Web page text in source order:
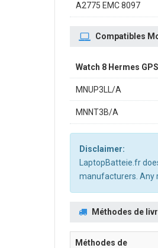
A2775 EMC 8097
Compatibles
Watch 8 Hermes
MNUP3LL/A
MNNT3B/A
Disclaimer:
LaptopBatteie.fr
manufacturers. Any
Méthodes de
Méthodes de